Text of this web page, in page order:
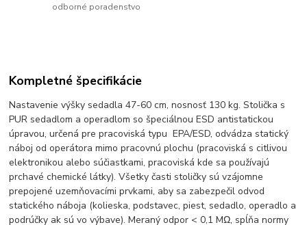
odborné poradenstvo
Kompletné špecifikácie
Nastavenie výšky sedadla 47-60 cm, nosnosť 130 kg. Stolička s
PUR sedadlom a operadlom so špeciálnou ESD antistatickou
úpravou, určená pre pracoviská typu EPA/ESD, odvádza statický
náboj od operátora mimo pracovnú plochu (pracoviská s citlivou
elektronikou alebo súčiastkami, pracoviská kde sa používajú
prchavé chemické látky). Všetky časti stoličky sú vzájomne
prepojené uzemňovacími prvkami, aby sa zabezpečil odvod
statického náboja (kolieska, podstavec, piest, sedadlo, operadlo a
podrúčky ak sú vo výbave). Meraný odpor < 0,1 MΩ, spĺňa normy